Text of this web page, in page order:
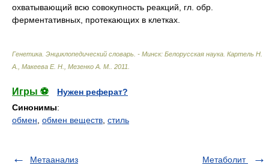
охватывающий всю совокупность реакций, гл. обр.
ферментативных, протекающих в клетках.
Генетика. Энциклопедический словарь. - Минск: Белорусская наука Картель Н.
А., Макеева Е. Н., Мезенко А. М.
2011
Игры ⚽
Нужен реферат?
Синонимы:
обмен обмен веществ стиль
Метаанализ Метаболит